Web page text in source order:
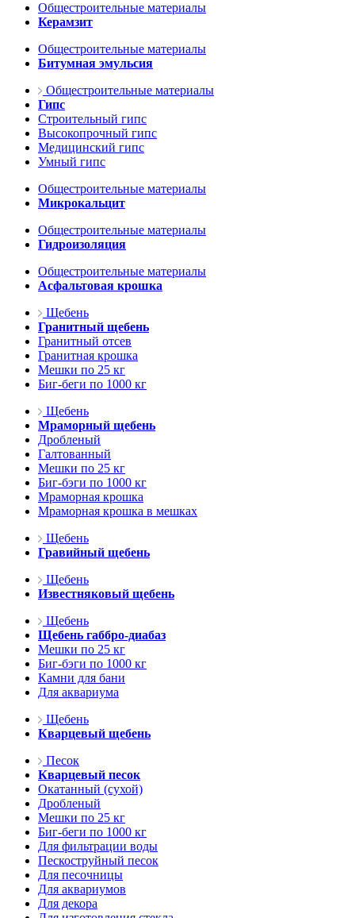
Общестроительные материалы
Керамзит
Общестроительные материалы
Битумная эмульсия
Общестроительные материалы
Гипс
Строительный гипс
Высокопрочный гипс
Медицинский гипс
Умный гипс
Общестроительные материалы
Микрокальцит
Общестроительные материалы
Гидроизоляция
Общестроительные материалы
Асфальтовая крошка
Щебень
Гранитный щебень
Гранитный отсев
Гранитная крошка
Мешки по 25 кг
Биг-беги по 1000 кг
Щебень
Мраморный щебень
Дробленый
Галтованный
Мешки по 25 кг
Биг-бэги по 1000 кг
Мраморная крошка
Мраморная крошка в мешках
Щебень
Гравийный щебень
Щебень
Известняковый щебень
Щебень
Щебень габбро-диабаз
Мешки по 25 кг
Биг-бэги по 1000 кг
Камни для бани
Для аквариума
Щебень
Кварцевый щебень
Песок
Кварцевый песок
Окатанный (сухой)
Дробленый
Мешки по 25 кг
Биг-беги по 1000 кг
Для фильтрации воды
Пескоструйный песок
Для песочницы
Для аквариумов
Для декора